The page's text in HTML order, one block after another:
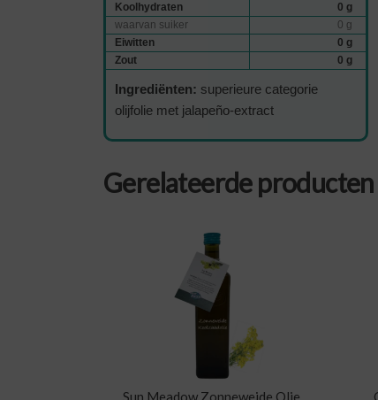
Koolhydraten
0 g
waarvan suiker
0 g
Eiwitten
0 g
Zout
0 g
Ingrediënten: superieure categorie
olijfolie met jalapeño-extract
Gerelateerde producten
Sun Meadow Zonneweide Olie